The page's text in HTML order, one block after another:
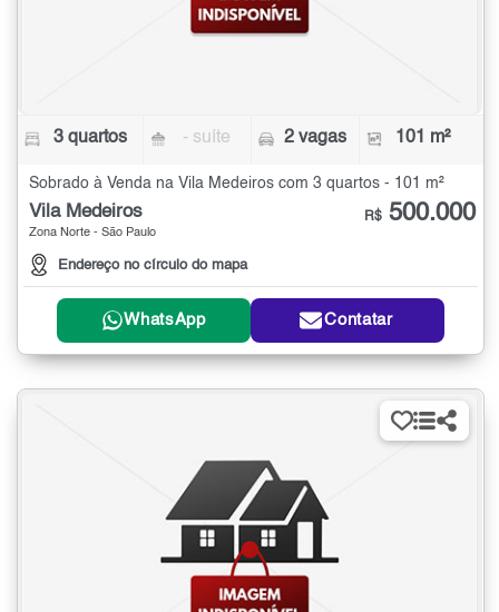
3 quartos - suíte 2 vagas 101 m²
Sobrado à Venda na Vila Medeiros com 3 quartos - 101 m²
Vila Medeiros
Zona Norte - São Paulo
Endereço no círculo do mapa
R$ 500.000
WhatsApp Contatar